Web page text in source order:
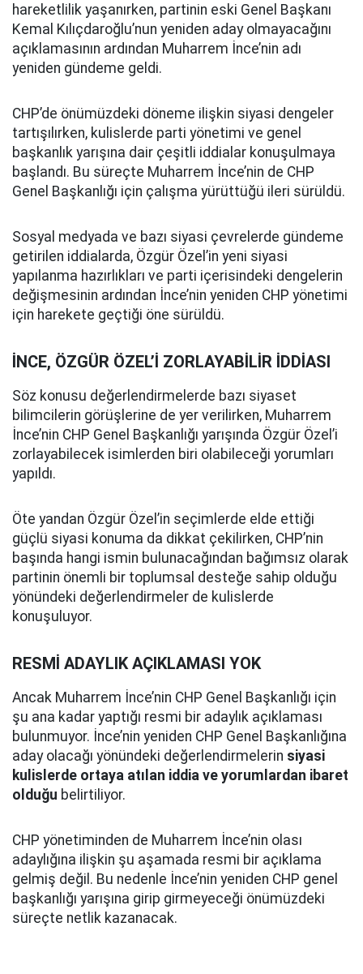
hareketlilik yaşanırken, partinin eski Genel Başkanı
Kemal Kılıçdaroğlu’nun yeniden aday olmayacağını
açıklamasının ardından Muharrem İnce’nin adı
yeniden gündeme geldi.
CHP’de önümüzdeki döneme ilişkin siyasi dengeler
tartışılırken, kulislerde parti yönetimi ve genel
başkanlık yarışına dair çeşitli iddialar konuşulmaya
başlandı. Bu süreçte Muharrem İnce’nin de CHP
Genel Başkanlığı için çalışma yürüttüğü ileri sürüldü.
Sosyal medyada ve bazı siyasi çevrelerde gündeme
getirilen iddialarda, Özgür Özel’in yeni siyasi
yapılanma hazırlıkları ve parti içerisindeki dengelerin
değişmesinin ardından İnce’nin yeniden CHP yönetimi
için harekete geçtiği öne sürüldü.
İNCE, ÖZGÜR ÖZEL’İ ZORLAYABİLİR İDDİASI
Söz konusu değerlendirmelerde bazı siyaset
bilimcilerin görüşlerine de yer verilirken, Muharrem
İnce’nin CHP Genel Başkanlığı yarışında Özgür Özel’i
zorlayabilecek isimlerden biri olabileceği yorumları
yapıldı.
Öte yandan Özgür Özel’in seçimlerde elde ettiği
güçlü siyasi konuma da dikkat çekilirken, CHP’nin
başında hangi ismin bulunacağından bağımsız olarak
partinin önemli bir toplumsal desteğe sahip olduğu
yönündeki değerlendirmeler de kulislerde
konuşuluyor.
RESMİ ADAYLIK AÇIKLAMASI YOK
Ancak Muharrem İnce’nin CHP Genel Başkanlığı için
şu ana kadar yaptığı resmi bir adaylık açıklaması
bulunmuyor. İnce’nin yeniden CHP Genel Başkanlığına
aday olacağı yönündeki değerlendirmelerin siyasi
kulislerde ortaya atılan iddia ve yorumlardan ibaret
olduğu belirtiliyor.
CHP yönetiminden de Muharrem İnce’nin olası
adaylığına ilişkin şu aşamada resmi bir açıklama
gelmiş değil. Bu nedenle İnce’nin yeniden CHP genel
başkanlığı yarışına girip girmeyeceği önümüzdeki
süreçte netlik kazanacak.